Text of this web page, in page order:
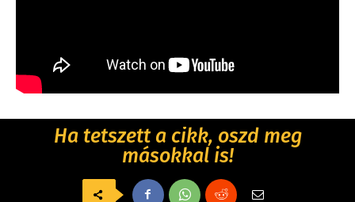
Ha tetszett a cikk, oszd meg
másokkal is!